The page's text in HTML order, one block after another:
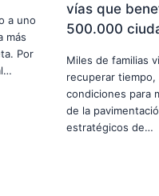
a uno
más
Por
vías que
500.000
Miles de familias
recuperar
condiciones para
de la
estratégicos de…